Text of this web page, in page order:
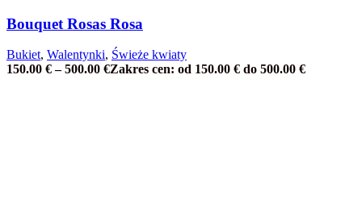
Bouquet Rosas Rosa
Bukiet, Walentynki, Świeże kwiaty
150.00 € – 500.00 €Zakres cen: od 150.00 € do 500.00 €